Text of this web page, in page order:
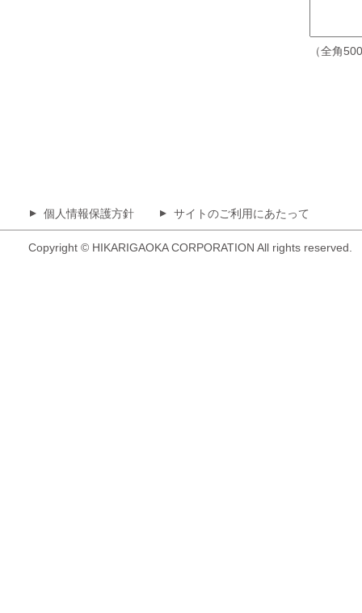
（全角
▲ 個人情報保護方針 ▲ サイトのご利用にあたって
Copyright © HIKARIGAOKA CORPORATION All rights reserved.